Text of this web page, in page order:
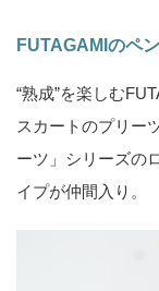
FUTAGAMIのペ
“熟成”を楽しむ
スカートのプリー
ーツ」シリーズの
イプが仲間入り。